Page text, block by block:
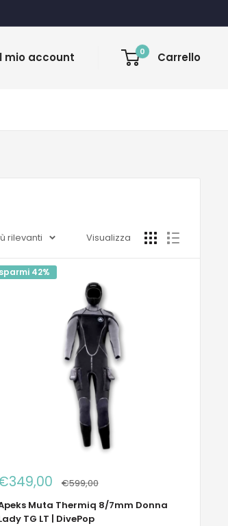
mio account 0 Carrello
rilevanti Visualizza
42%
scontato
Prezzo
€599,00
Muta Thermiq 8/7mm Donna
TG LT | DivePop